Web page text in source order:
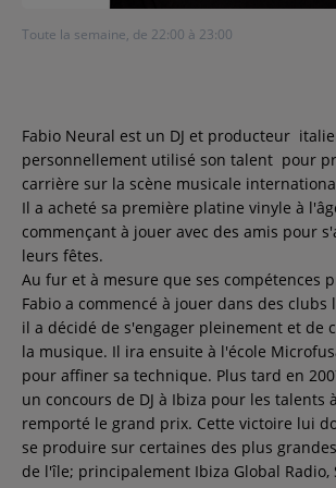
Contact
Fréquences
Recherche d'un titre
SE CONNECTER
Toute la semaine, de 22:00 à 23:00
Fabio Neural est un DJ et producteur
personnellement utilisé son talent pour
carrière sur la scène musicale
Il a acheté sa première platine vinyle à
commençant à jouer avec des amis pour
leurs fêtes.
Au fur et à mesure que ses compétences
Fabio a commencé à jouer dans des clubs
il a décidé de s'engager pleinement et de
la musique. Il ira ensuite à l'école
pour affiner sa technique. Plus tard en
un concours de DJ à Ibiza pour les talents
remporté le grand prix. Cette victoire lui
se produire sur certaines des plus
de l'île; principalement Ibiza Global Radio,